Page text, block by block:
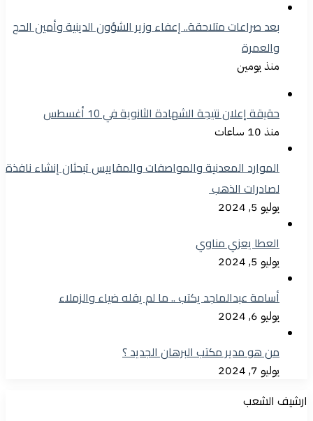
بعد صراعات متلاحقة.. إعفاء وزير الشؤون الدينية وأمين الحج
والعمرة
منذ يومين
حقيقة إعلان نتيجة الشهادة الثانوية في 10 أغسطس
منذ 10 ساعات
الموارد المعدنية والمواصفات والمقاييس تبحثان إنشاء نافذة
لصادرات الذهب
يوليو 5, 2024
العطا يعزي مناوي
يوليو 5, 2024
أسامة عبدالماجد يكتب .. ما لم يقله ضياء والزملاء
يوليو 6, 2024
من هو مدير مكتب البرهان الجديد ؟
يوليو 7, 2024
ارشيف الشعب